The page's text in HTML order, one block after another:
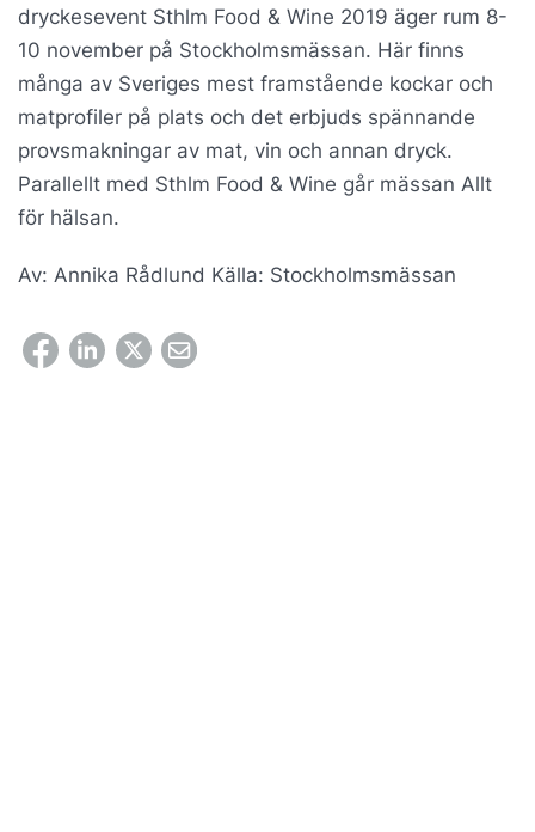
dryckesevent Sthlm Food & Wine 2019 äger rum 8-
10 november på Stockholmsmässan. Här finns
många av Sveriges mest framstående kockar och
matprofiler på plats och det erbjuds spännande
provsmakningar av mat, vin och annan dryck.
Parallellt med Sthlm Food & Wine går mässan Allt
för hälsan.
Av: Annika Rådlund Källa: Stockholmsmässan